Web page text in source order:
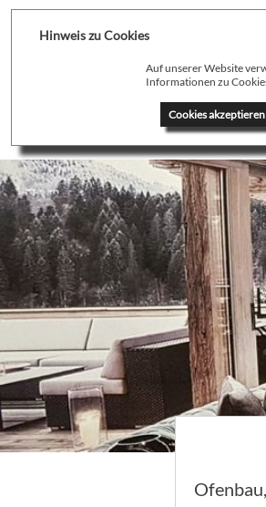
Hinweis zu Cookies
Auf unserer Website
Informationen zu
Cookies akzeptieren